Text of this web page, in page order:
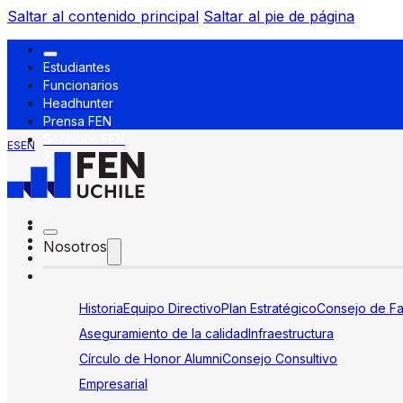
Saltar al contenido principal Saltar al pie de página
Estudiantes
Funcionarios
Headhunter
Prensa FEN
ESEN
Nosotros
HistoriaEquipo DirectivoPlan EstratégicoConsejo de
Aseguramiento de la calidadInfraestructura
Círculo de Honor AlumniConsejo Consultivo
Empresarial